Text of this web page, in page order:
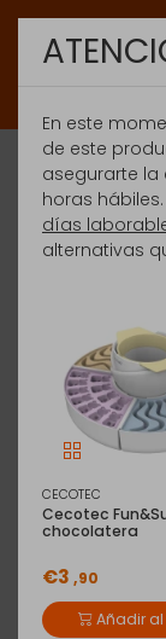
En este
de este
asegurarte la
horas
días
alternativas
CECOTEC
Cecotec
chocolatera
€3 ,90
Añadir al